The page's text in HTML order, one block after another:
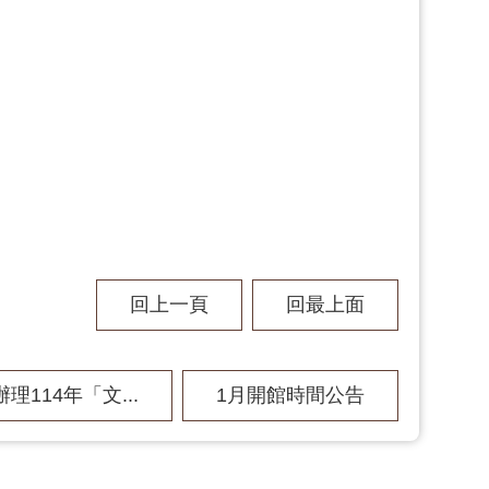
回上一頁 回最上面
理114年「文... 1月開館時間公告